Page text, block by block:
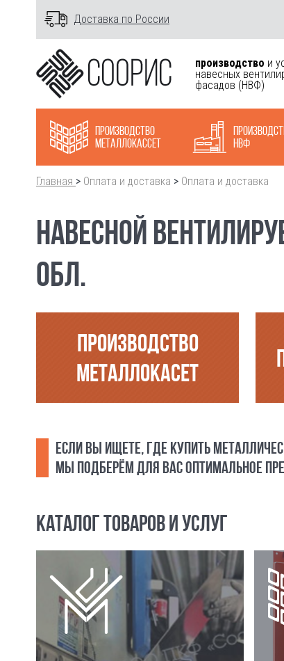
Доставка по России
производство и
навесных
фасадов (НВФ)
Производство
металлокасcет
НВФ
Главная > Оплата и доставка > Оплата и доставка
НАВЕСНОЙ
ОБЛ.
ПРОИЗВОДСТВО
МЕТАЛЛОКАСЕТ
ЕСЛИ ВЫ ИЩЕТЕ, ГДЕ КУПИТЬ
МЫ ПОДБЕРЁМ ДЛЯ ВАС ОПТИМАЛЬНОЕ
КАТАЛОГ ТОВАРОВ И УСЛУГ